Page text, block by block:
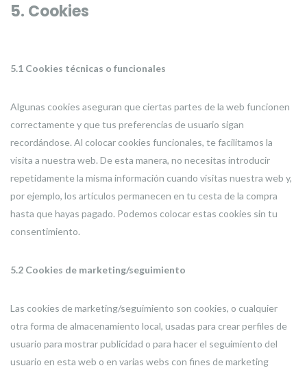
5. Cookies
5.1 Cookies técnicas o funcionales
Algunas cookies aseguran que ciertas partes de la web funcionen
correctamente y que tus preferencias de usuario sigan
recordándose. Al colocar cookies funcionales, te facilitamos la
visita a nuestra web. De esta manera, no necesitas introducir
repetidamente la misma información cuando visitas nuestra web y,
por ejemplo, los artículos permanecen en tu cesta de la compra
hasta que hayas pagado. Podemos colocar estas cookies sin tu
consentimiento.
5.2 Cookies de marketing/seguimiento
Las cookies de marketing/seguimiento son cookies, o cualquier
otra forma de almacenamiento local, usadas para crear perfiles de
usuario para mostrar publicidad o para hacer el seguimiento del
usuario en esta web o en varias webs con fines de marketing